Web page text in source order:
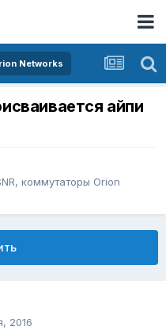
Networks
айпи
коммутаторы Orion
2016